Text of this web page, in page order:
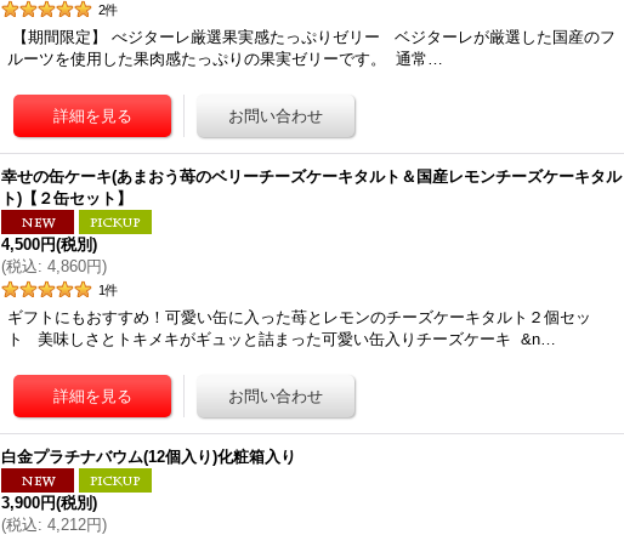
2件
【期間限定】 べジターレ厳選果実感たっぷりゼリー ベジターレが厳選した国産のフ
ルーツを使用した果肉感たっぷりの果実ゼリーです。 通常…
幸せの缶ケーキ(あまおう苺のベリーチーズケーキタルト＆国産レモンチーズケーキタル
ト)【２缶セット】
4,500円(税別)
(税込: 4,860円)
1件
ギフトにもおすすめ！可愛い缶に入った苺とレモンのチーズケーキタルト２個セッ
ト 美味しさとトキメキがギュッと詰まった可愛い缶入りチーズケーキ &n…
白金プラチナバウム(12個入り)化粧箱入り
3,900円(税別)
(税込: 4,212円)